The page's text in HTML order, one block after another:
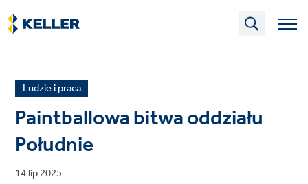
Skip
to
main
News
article
category
Ludzie i praca
Paintballowa bitwa oddziału
Południe
Published
14 lip 2025